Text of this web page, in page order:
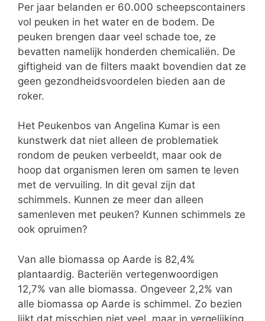
Per jaar belanden er 60.000 scheepscontainers
vol peuken in het water en de bodem. De
peuken brengen daar veel schade toe, ze
bevatten namelijk honderden chemicaliën. De
giftigheid van de filters maakt bovendien dat ze
geen gezondheidsvoordelen bieden aan de
roker.
Het Peukenbos van Angelina Kumar is een
kunstwerk dat niet alleen de problematiek
rondom de peuken verbeeldt, maar ook de
hoop dat organismen leren om samen te leven
met de vervuiling. In dit geval zijn dat
schimmels. Kunnen ze meer dan alleen
samenleven met peuken? Kunnen schimmels ze
ook opruimen?
Van alle biomassa op Aarde is 82,4%
plantaardig. Bacteriën vertegenwoordigen
12,7% van alle biomassa. Ongeveer 2,2% van
alle biomassa op Aarde is schimmel. Zo bezien
lijkt dat misschien niet veel, maar in vergelijking